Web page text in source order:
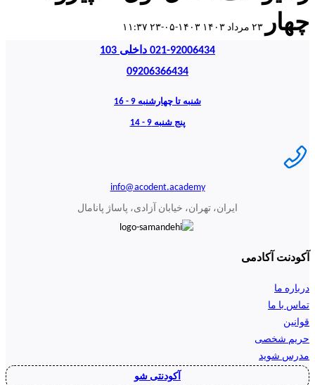
چهار
۲۳ مرداد ۱۴۰۳ ۱۴۰۳-۰۵-۲۳ ۱۱:۳۷
021-92006434 داخلی 103
09206366434
شنبه تا چهارشنبه 9 - 16
پنج شنبه 9 - 14
info@acodent.academy
ایران، تهران، خیابان آزادی، پاساژ پانامال
آکودنت آکادمی
درباره ما
تماس با ما
قوانین
حریم شخصی
مدرس شوید
آکودنتی شو